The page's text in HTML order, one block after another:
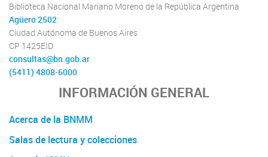
Biblioteca Nacional Mariano Moreno de la República Argentina
Agüero 2502
Ciudad Autónoma de Buenos Aires
CP 1425EID
consultas@bn.gob.ar
(5411) 4808-6000
INFORMACIÓN GENERAL
Acerca de la BNMM
Salas de lectura y colecciones